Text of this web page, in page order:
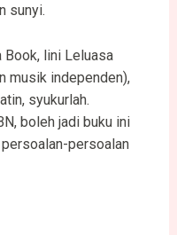
sunyi.
Book, lini Leluasa
musik independen),
syukurlah.
boleh jadi buku ini
persoalan